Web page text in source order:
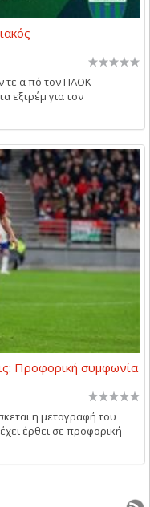
τε α πό τον ΠΑΟΚ
εξτρέμ για τον
Προφορική συμφωνία
η μεταγραφή του
έρθει σε προφορική